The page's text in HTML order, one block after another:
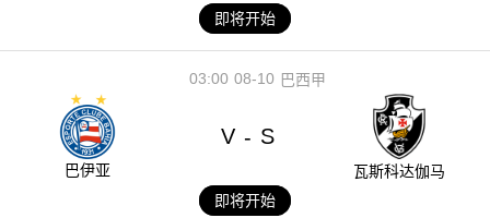
即将开始
08-10
03:00 巴西甲
巴伊亚
V - S
瓦斯科达伽马
即将开始